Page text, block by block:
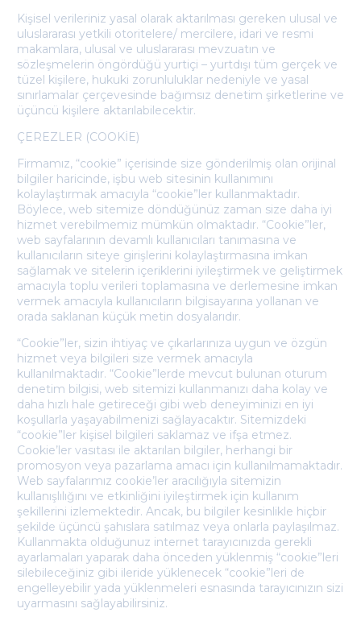
Kişisel verileriniz yasal olarak aktarılması gereken ulusal ve
uluslararası yetkili otoritelere/ mercilere, idari ve resmi
makamlara, ulusal ve uluslararası mevzuatın ve
sözleşmelerin öngördüğü yurtiçi – yurtdışı tüm gerçek ve
tüzel kişilere, hukuki zorunluluklar nedeniyle ve yasal
sınırlamalar çerçevesinde bağımsız denetim şirketlerine ve
üçüncü kişilere aktarılabilecektir.
ÇEREZLER (COOKİE)
Firmamız, “cookie” içerisinde size gönderilmiş olan orijinal
bilgiler haricinde, işbu web sitesinin kullanımını
kolaylaştırmak amacıyla “cookie”ler kullanmaktadır.
Böylece, web sitemize döndüğünüz zaman size daha iyi
hizmet verebilmemiz mümkün olmaktadır. “Cookie”ler,
web sayfalarının devamlı kullanıcıları tanımasına ve
kullanıcıların siteye girişlerini kolaylaştırmasına imkan
sağlamak ve sitelerin içeriklerini iyileştirmek ve geliştirmek
amacıyla toplu verileri toplamasına ve derlemesine imkan
vermek amacıyla kullanıcıların bilgisayarına yollanan ve
orada saklanan küçük metin dosyalarıdır.
“Cookie”ler, sizin ihtiyaç ve çıkarlarınıza uygun ve özgün
hizmet veya bilgileri size vermek amacıyla
kullanılmaktadır. “Cookie”lerde mevcut bulunan oturum
denetim bilgisi, web sitemizi kullanmanızı daha kolay ve
daha hızlı hale getireceği gibi web deneyiminizi en iyi
koşullarla yaşayabilmenizi sağlayacaktır. Sitemizdeki
“cookie”ler kişisel bilgileri saklamaz ve ifşa etmez.
Cookie’ler vasıtası ile aktarılan bilgiler, herhangi bir
promosyon veya pazarlama amacı için kullanılmamaktadır.
Web sayfalarımız cookie’ler aracılığıyla sitemizin
kullanışlılığını ve etkinliğini iyileştirmek için kullanım
şekillerini izlemektedir. Ancak, bu bilgiler kesinlikle hiçbir
şekilde üçüncü şahıslara satılmaz veya onlarla paylaşılmaz.
Kullanmakta olduğunuz internet tarayıcınızda gerekli
ayarlamaları yaparak daha önceden yüklenmiş “cookie”leri
silebileceğiniz gibi ileride yüklenecek “cookie”leri de
engelleyebilir yada yüklenmeleri esnasında tarayıcınızın sizi
uyarmasını sağlayabilirsiniz.